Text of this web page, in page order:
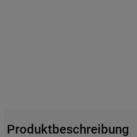
Produktbeschreibung